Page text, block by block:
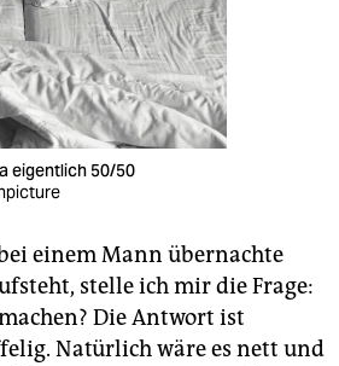
eigentlich 50/50
einem Mann übernachte
stelle ich mir die Frage:
Die Antwort ist
Natürlich wäre es nett und